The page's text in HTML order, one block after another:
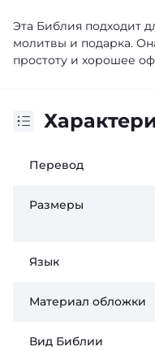
Эта Библия подходит
молитвы и подарка.
простоту и хорошее
Перевод
Размеры
Язык
Материал обложки
Вид Библии